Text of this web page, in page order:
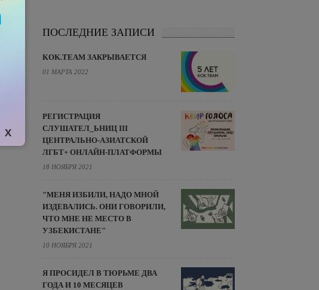
ПОСЛЕДНИЕ ЗАПИСИ
KOK.TEAM ЗАКРЫВАЕТСЯ
01 МАРТА 2022
РЕГИСТРАЦИЯ
СЛУШАТЕЛ_ЬНИЦ III
ЦЕНТРАЛЬНО-АЗИАТСКОЙ
ЛГБТ+ ОНЛАЙН-ПЛАТФОРМЫ
18 НОЯБРЯ 2021
"МЕНЯ ИЗБИЛИ, НАДО МНОЙ
ИЗДЕВАЛИСЬ. ОНИ ГОВОРИЛИ,
ЧТО МНЕ НЕ МЕСТО В
УЗБЕКИСТАНЕ"
10 НОЯБРЯ 2021
Я ПРОСИДЕЛ В ТЮРЬМЕ ДВА
ГОДА И 10 МЕСЯЦЕВ